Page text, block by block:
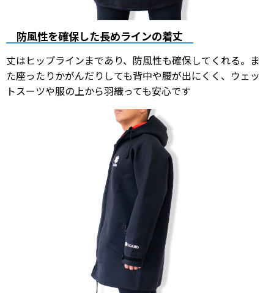
防風性を確保した長めラインの着丈
丈はヒップラインまであり、防風性も確保してくれる。ま
た座ったりかがんだりしても背中や腰が出にくく、ウェッ
トスーツや服の上から羽織っても安心です